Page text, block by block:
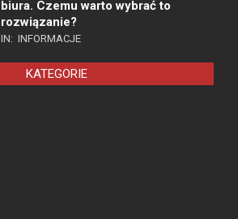
biura. Czemu warto wybrać to
rozwiązanie?
IN: INFORMACJE
KATEGORIE